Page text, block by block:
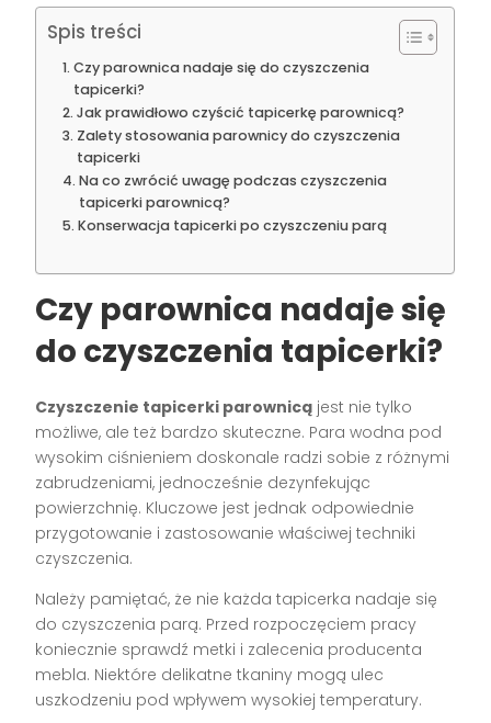
Spis treści
Czy parownica nadaje się do czyszczenia
tapicerki?
Jak prawidłowo czyścić tapicerkę parownicą?
Zalety stosowania parownicy do czyszczenia
tapicerki
Na co zwrócić uwagę podczas czyszczenia
tapicerki parownicą?
Konserwacja tapicerki po czyszczeniu parą
Czy parownica nadaje się
do czyszczenia tapicerki?
Czyszczenie tapicerki parownicą jest nie tylko
możliwe, ale też bardzo skuteczne. Para wodna pod
wysokim ciśnieniem doskonale radzi sobie z różnymi
zabrudzeniami, jednocześnie dezynfekując
powierzchnię. Kluczowe jest jednak odpowiednie
przygotowanie i zastosowanie właściwej techniki
czyszczenia.
Należy pamiętać, że nie każda tapicerka nadaje się
do czyszczenia parą. Przed rozpoczęciem pracy
koniecznie sprawdź metki i zalecenia producenta
mebla. Niektóre delikatne tkaniny mogą ulec
uszkodzeniu pod wpływem wysokiej temperatury.